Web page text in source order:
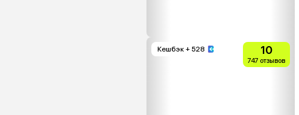
Кешбэк + 528 10
747 отзывов